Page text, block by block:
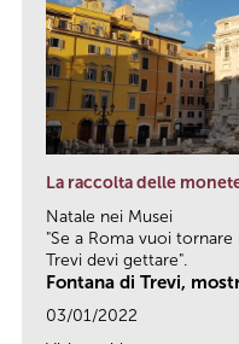
La raccolta delle
Natale nei Musei
"Se a Roma vuoi
Trevi devi gettare".
Fontana di Trevi,
03/01/2022